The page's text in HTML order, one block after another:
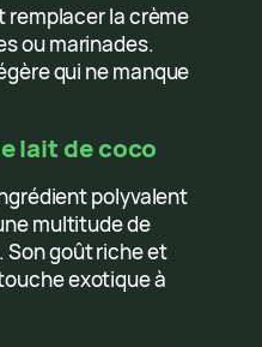
remplacer la crème
ou marinades.
qui ne manque
lait de coco
polyvalent
multitude de
goût riche et
exotique à